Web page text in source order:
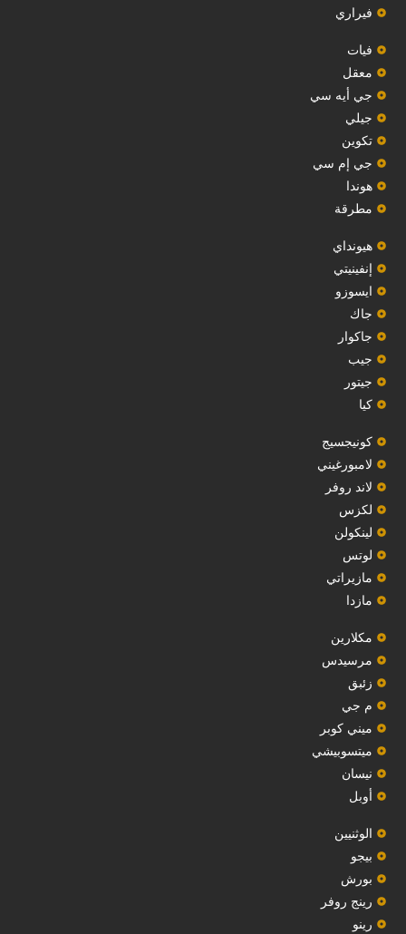
فيراري
فيات
معقل
‏جي أيه سي‏
جيلي
‏تكوين‏
جي إم سي
هوندا
مطرقة
هيونداي
إنفينيتي
‏ايسوزو‏
‏جاك‏
جاكوار
جيب
‏جيتور‏
كيا
‏كونيجسيج‏
لامبورغيني
لاند روفر
لكزس
لينكولن
‏لوتس‏
مازيراتي
مازدا
مكلارين
مرسيدس
‏زئبق‏
م جي
ميني كوبر
ميتسوبيشي
نيسان
أوبل
‏الوثنيين‏
بيجو
بورش
رينج روفر
رينو